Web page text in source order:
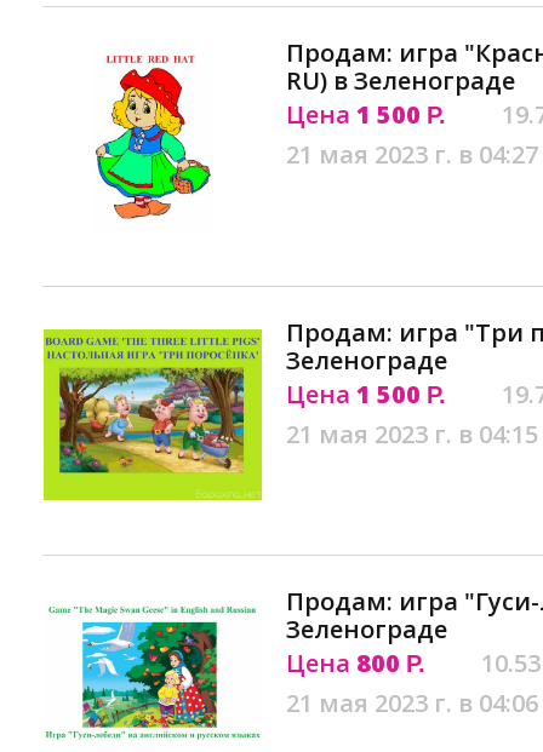
Продам: игра
RU) в Зеленограде
Цена 1 500 Р.
21 мая 2023 г. в 04:27
Продам: игра "Три
Зеленограде
Цена 1 500 Р.
21 мая 2023 г. в 04:15
Продам: игра
Зеленограде
Цена 800 Р.
21 мая 2023 г. в 04:06